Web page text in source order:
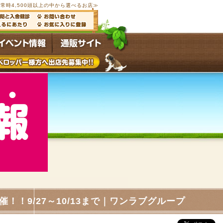
時4,500頭以上の中から選べるお店≫
！！9/27～10/13まで｜ワンラブグループ